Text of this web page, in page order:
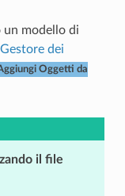
un modello di
Gestore dei
Oggetti da
il file